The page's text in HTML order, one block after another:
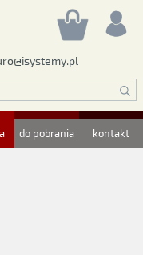
do pobrania kontakt